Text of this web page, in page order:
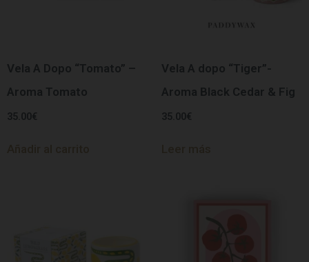
Vela A Dopo “Tomato” –
Aroma Tomato
35.00€
Vela A dopo “Tiger”-
Aroma Black Cedar & Fig
35.00€